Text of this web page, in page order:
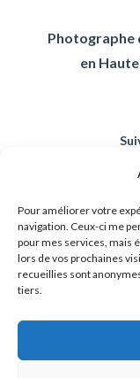
Pour améliorer votre
navigation. Ceux-ci me
pour mes services, mais
lors de vos prochaines
recueillies sont
tiers.
Photographe
en
Politique